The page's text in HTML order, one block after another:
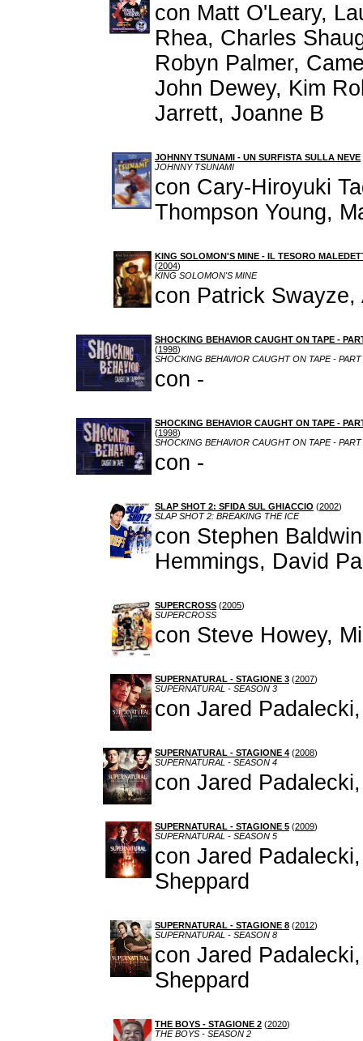
con Matt O'Leary,
Rhea, Charles
Robyn Palmer,
John Dewey, Kim
Jarrett, Joanne B
JOHNNY TSUNAMI - UN SURFISTA SULLA NEVE
JOHNNY TSUNAMI
con Cary-Hiroyuki
Thompson Young,
KING SOLOMON'S MINE - IL TESORO
(2004)
KING SOLOMON'S MINE
con Patrick Swayze,
SHOCKING BEHAVIOR CAUGHT ON TAPE -
(1998)
SHOCKING BEHAVIOR CAUGHT ON TAPE - PART
con -
SHOCKING BEHAVIOR CAUGHT ON TAPE -
(1998)
SHOCKING BEHAVIOR CAUGHT ON TAPE - PART
con -
SLAP SHOT 2: SFIDA SUL GHIACCIO (2002)
SLAP SHOT 2: BREAKING THE ICE
con Stephen
Hemmings, David
SUPERCROSS (2005)
SUPERCROSS
con Steve Howey,
SUPERNATURAL - STAGIONE 3 (2007)
SUPERNATURAL - SEASON 3
con Jared
SUPERNATURAL - STAGIONE 4 (2008)
SUPERNATURAL - SEASON 4
con Jared
SUPERNATURAL - STAGIONE 5 (2009)
SUPERNATURAL - SEASON 5
con Jared
Sheppard
SUPERNATURAL - STAGIONE 8 (2012)
SUPERNATURAL - SEASON 8
con Jared
Sheppard
THE BOYS - STAGIONE 2 (2020)
THE BOYS - SEASON 2